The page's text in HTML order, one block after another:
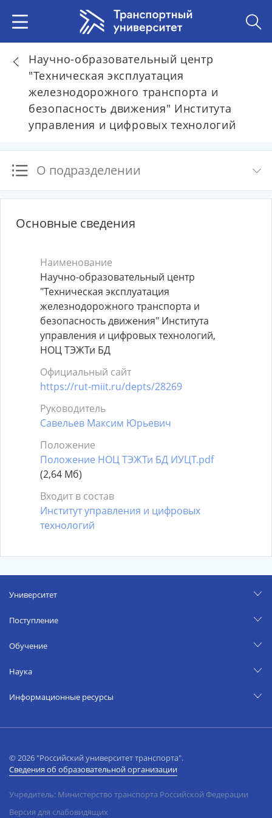
Научно-образовательный центр
"Техническая эксплуатация
железнодорожного транспорта и
безопасность движения" Института
управления и цифровых технологий
О подразделении
Основные сведения
Наименование
Научно-образовательный центр
"Техническая эксплуатация
железнодорожного транспорта и
безопасность движения" Института
управления и цифровых технологий,
НОЦ ТЭЖТи БД
Официальный сайт
https://rut-miit.ru/depts/28269
Руководитель
Савельев Максим Юрьевич
Положение
Положение НОЦ ТЭЖТи БД ИУЦТ.pdf
(2,64 Мб)
Входит в состав
Институт управления и цифровых
технологий
Университет
Поступление
Обучение
Наука
Информационные ресурсы
© 2026 "Российский университет транспорта".
Сведения об образовательной организации
Учредитель: Министерство транспорта Российской Федерации
Версия для слабовидящих